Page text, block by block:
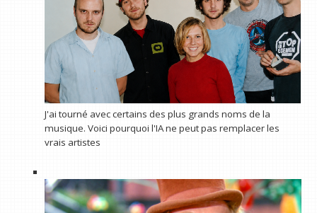
J'ai tourné avec certains des plus grands noms de la
musique. Voici pourquoi l'IA ne peut pas remplacer les
vrais artistes